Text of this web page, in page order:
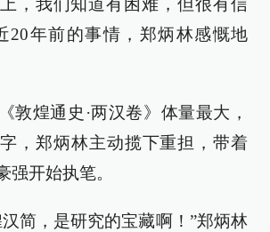
，我们知道有困难，但很有信
20年前的事情，郑炳林感慨地
敦煌通史·两汉卷》体量最大，
，郑炳林主动揽下重担，带着
强开始执笔。
简，是研究的宝藏啊！”郑炳林